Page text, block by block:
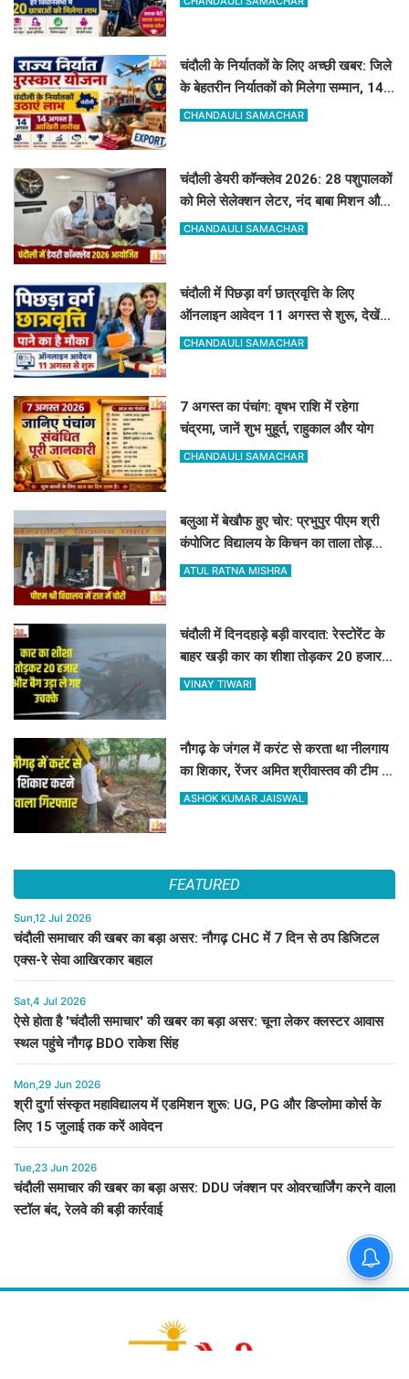
चंदौली के निर्यातकों के लिए अच्छी खबर: जिले
के बेहतरीन निर्यातकों को मिलेगा सम्मान, 14
अगस्त तक करें आवेदन
CHANDAULI SAMACHAR
चंदौली डेयरी कॉन्क्लेव 2026: 28 पशुपालकों
को मिले सेलेक्शन लेटर, नंद बाबा मिशन और
स्वदेशी गौ-संवर्धन योजना के लिए दिए गए
CHANDAULI SAMACHAR
चंदौली में पिछड़ा वर्ग छात्रवृत्ति के लिए
ऑनलाइन आवेदन 11 अगस्त से शुरू, देखें
पूरा शेड्यूल
CHANDAULI SAMACHAR
7 अगस्त का पंचांग: वृषभ राशि में रहेगा
चंद्रमा, जानें शुभ मुहूर्त, राहुकाल और योग
CHANDAULI SAMACHAR
बलुआ में बेखौफ हुए चोर: प्रभुपुर पीएम श्री
कंपोजिट विद्यालय के किचन का ताला तोड़
हजारों का सामान पार
ATUL RATNA MISHRA
चंदौली में दिनदहाड़े बड़ी वारदात: रेस्टोरेंट के
बाहर खड़ी कार का शीशा तोड़कर 20 हजार
और बैग उड़ा ले गए उचक्के
VINAY TIWARI
नौगढ़ के जंगल में करंट से करता था नीलगाय
का शिकार, रेंजर अमित श्रीवास्तव की टीम ने
ऐसे दबोचा
ASHOK KUMAR JAISWAL
FEATURED
Sun,12 Jul 2026
चंदौली समाचार की खबर का बड़ा असर: नौगढ़ CHC में 7 दिन से ठप डिजिटल
एक्स-रे सेवा आखिरकार बहाल
Sat,4 Jul 2026
ऐसे होता है 'चंदौली समाचार' की खबर का बड़ा असर: चूना लेकर क्लस्टर आवास
स्थल पहुंचे नौगढ़ BDO राकेश सिंह
Mon,29 Jun 2026
श्री दुर्गा संस्कृत महाविद्यालय में एडमिशन शुरू: UG, PG और डिप्लोमा कोर्स के
लिए 15 जुलाई तक करें आवेदन
Tue,23 Jun 2026
चंदौली समाचार की खबर का बड़ा असर: DDU जंक्शन पर ओवरचार्जिंग करने वाला
स्टॉल बंद, रेलवे की बड़ी कार्रवाई